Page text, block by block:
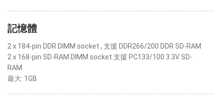
記憶體
2 x 184-pin DDR DIMM socket , 支援 DDR266/200 DDR SD-RAM
2 x 168-pin SD-RAM DIMM socket 支援 PC133/100 3.3V SD-
RAM
最大: 1GB